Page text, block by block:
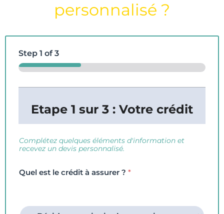
personnalisé ?
Step 1 of 3
T
r
v
a
Etape 1 sur 3 : Votre crédit
Complétez quelques éléments d'information et
recevez un devis personnalisé.
Quel est le crédit à assurer ? *